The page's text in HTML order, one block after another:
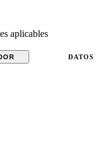
aplicables
DATOS